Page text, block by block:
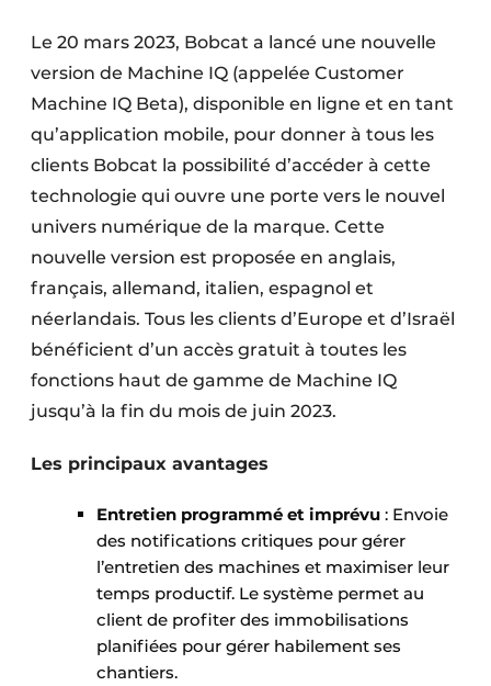
Le 20 mars 2023, Bobcat a lancé une nouvelle
version de Machine IQ (appelée Customer
Machine IQ Beta), disponible en ligne et en tant
qu’application mobile, pour donner à tous les
clients Bobcat la possibilité d’accéder à cette
technologie qui ouvre une porte vers le nouvel
univers numérique de la marque. Cette
nouvelle version est proposée en anglais,
français, allemand, italien, espagnol et
néerlandais. Tous les clients d’Europe et d’Israël
bénéficient d’un accès gratuit à toutes les
fonctions haut de gamme de Machine IQ
jusqu’à la fin du mois de juin 2023.
Les principaux avantages
Entretien programmé et imprévu : Envoie
des notifications critiques pour gérer
l’entretien des machines et maximiser leur
temps productif. Le système permet au
client de profiter des immobilisations
planifiées pour gérer habilement ses
chantiers.